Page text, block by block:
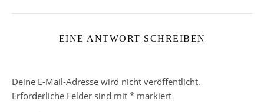
EINE ANTWORT SCHREIBEN
Deine E-Mail-Adresse wird nicht veröffentlicht.
Erforderliche Felder sind mit * markiert